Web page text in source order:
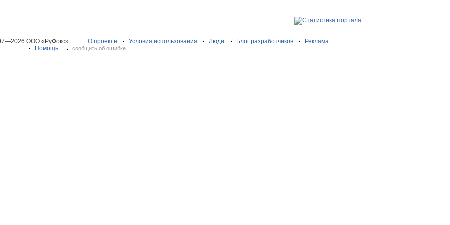
ООО «РуФокс» О проекте Условия использования Люди Блог разработчиков
Реклама
Помощь
сообщить об ошибке